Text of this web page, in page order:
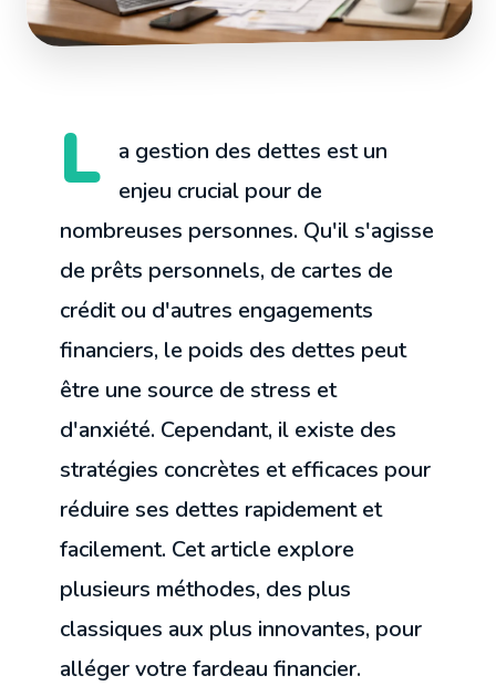
L
a gestion des dettes est un
enjeu crucial pour de
nombreuses personnes. Qu'il s'agisse
de prêts personnels, de cartes de
crédit ou d'autres engagements
financiers, le poids des dettes peut
être une source de stress et
d'anxiété. Cependant, il existe des
stratégies concrètes et efficaces pour
réduire ses dettes rapidement et
facilement. Cet article explore
plusieurs méthodes, des plus
classiques aux plus innovantes, pour
alléger votre fardeau financier.